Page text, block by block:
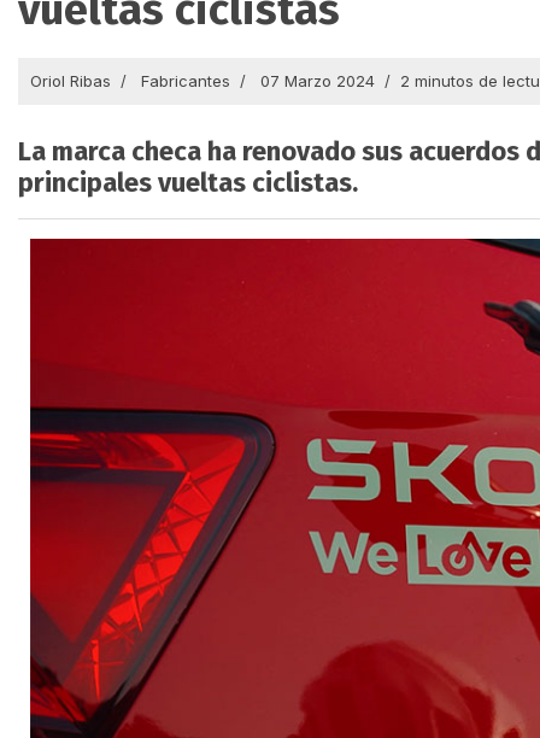
Oriol Ribas Fabricantes 07 Marzo 2024 2 minutos de
La marca checa ha renovado sus
principales vueltas ciclistas.